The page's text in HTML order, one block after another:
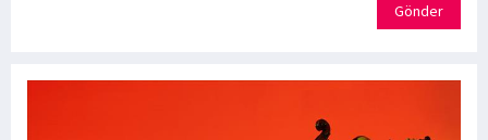
Gönder